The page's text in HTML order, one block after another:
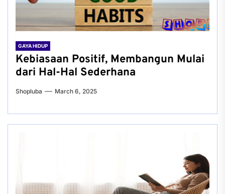
GAYA HIDUP
Kebiasaan Positif, Membangun Mulai
dari Hal-Hal Sederhana
Shopluba March 6, 2025